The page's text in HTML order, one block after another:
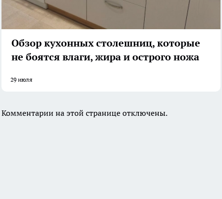
Обзор кухонных столешниц, которые
не боятся влаги, жира и острого ножа
29 июля
Комментарии на этой странице отключены.